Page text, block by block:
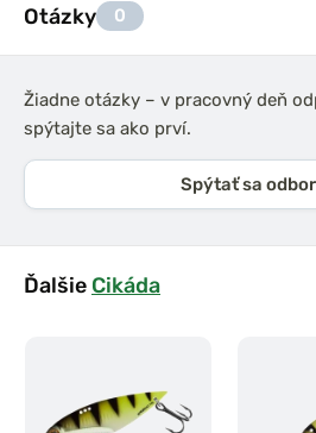
Otázky 0
Žiadne otázky – v pracovný deň
spýtajte sa ako prví.
Spýtať sa
Ďalšie Cikáda